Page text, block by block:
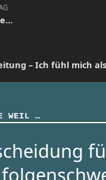
– Ich fühl mich
WEIL …